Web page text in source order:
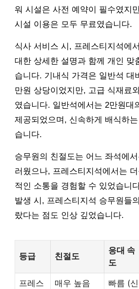
워 시설은 사전 예약이 필수였지
시설 이용은 모두 무료였습니다.
식사 서비스 시, 프레스티지석에
대한 상세한 설명과 함께 개인 맞
습니다. 기내식 가격은 일반석 대
만원 상당이었지만, 고급 식재료
였습니다. 일반석에서는 2만원대
제공되었으며, 신속하게 배식하
습니다.
승무원의 친절도는 어느 좌석에
러웠으나, 프레스티지석에서는
적인 소통을 경험할 수 있었습니
발생 시, 프레스티지석 승무원들
랐다는 점도 인상 깊었습니다.
등급 친절도
응대 속
도
프레스
매우 높음
빠름 (신